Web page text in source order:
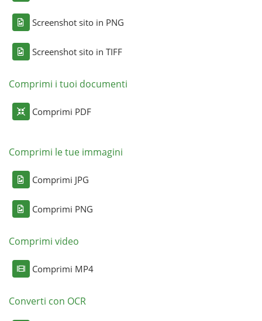
Screenshot sito in PNG
Screenshot sito in TIFF
Comprimi i tuoi documenti
Comprimi PDF
Comprimi le tue immagini
Comprimi JPG
Comprimi PNG
Comprimi video
Comprimi MP4
Converti con OCR